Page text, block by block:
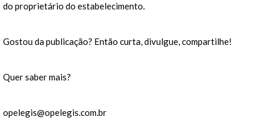
do proprietário do estabelecimento.
Gostou da publicação? Então curta, divulgue, compartilhe!
Quer saber mais?
opelegis@opelegis.com.br